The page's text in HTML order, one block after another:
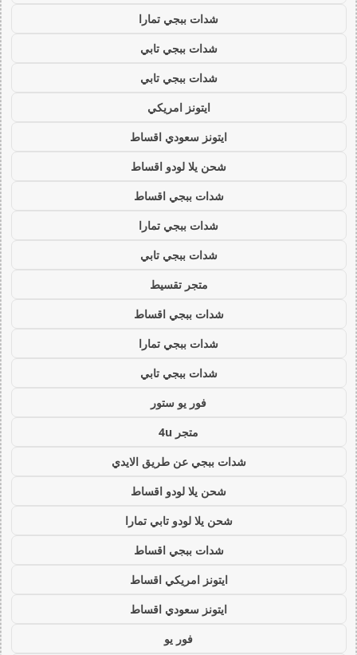
شدات ببجي تمارا
شدات ببجي تابي
شدات ببجي تابي
ايتونز امريكي
ايتونز سعودي اقساط
شحن يلا لودو اقساط
شدات ببجي اقساط
شدات ببجي تمارا
شدات ببجي تابي
متجر تقسيط
شدات ببجي اقساط
شدات ببجي تمارا
شدات ببجي تابي
فور يو ستور
متجر 4u
شدات ببجي عن طريق الايدي
شحن يلا لودو اقساط
شحن يلا لودو تابي تمارا
شدات ببجي اقساط
ايتونز امريكي اقساط
ايتونز سعودي اقساط
فور يو